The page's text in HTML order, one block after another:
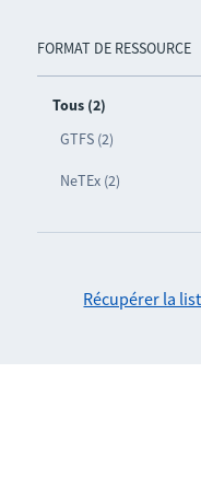
FORMAT DE RESSOURCE
Tous (2)
GTFS (2)
NeTEx (2)
Récupérer la